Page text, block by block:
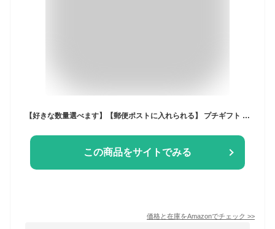
【好きな数量選べます】【郵便ポストに入れられる】 プチギフト 退職 お礼 挨拶 お世話になりました ありがとう ほんの気持ち ご縁に感謝 プレゼント『令和 7年産 長野こしひかり*1合150gお世話になりました1個』メッセージライス 挨拶米
この商品をサイトでみる
価格と在庫をAmazonでチェック >>